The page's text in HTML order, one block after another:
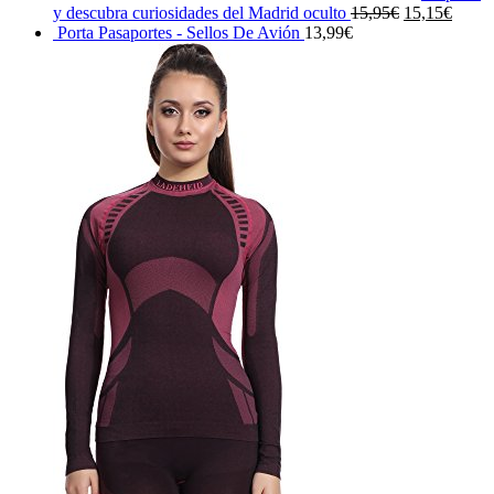
y descubra curiosidades del Madrid oculto 15,95€ El
15,15€El
Porta Pasaportes - Sellos De Avión 13,99€